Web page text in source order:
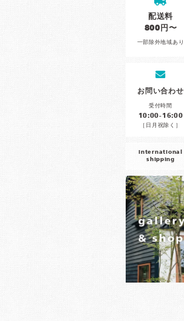
配送料
800円〜
一部除外地域あり
お問い合わせ
受付時間
10:00-16:00
［日月祝除く］
international
shipping